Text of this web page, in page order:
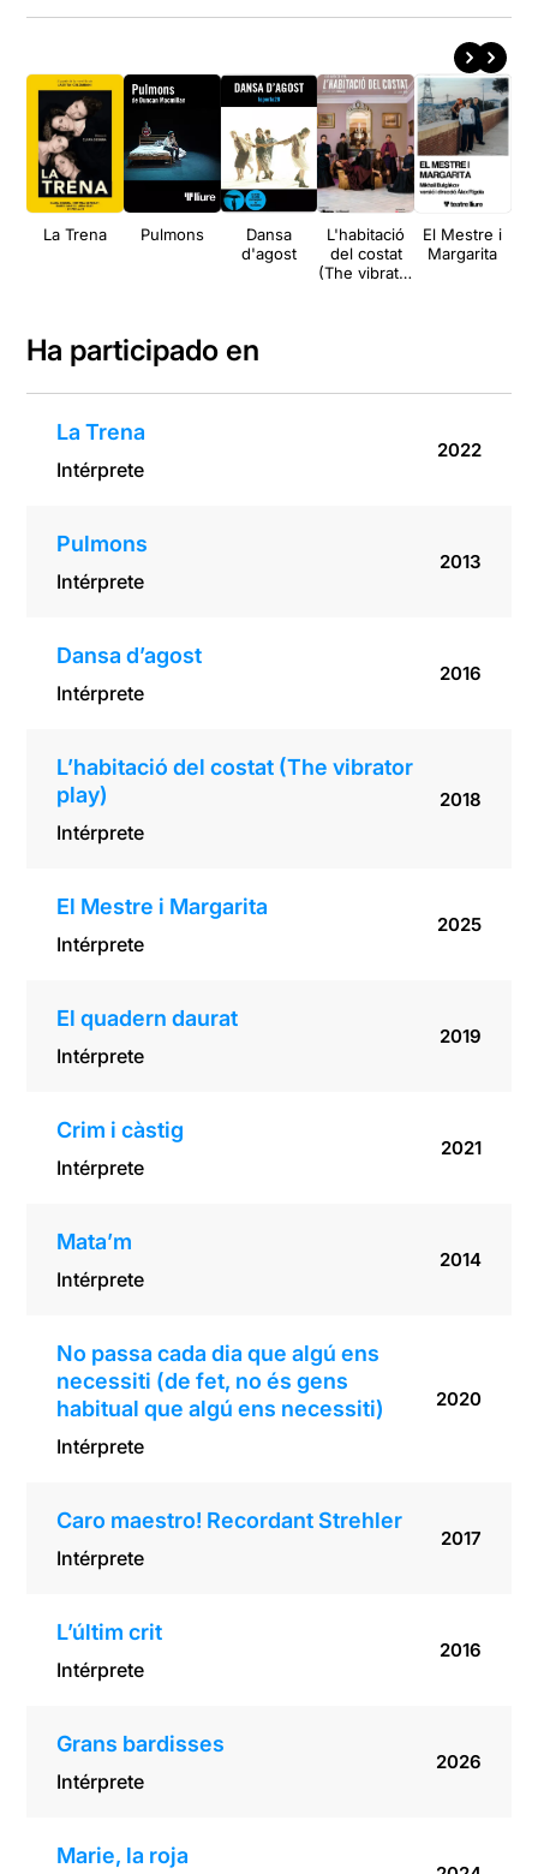
La Trena Pulmons
Dansa
d'agost
L'habitació
del costat
(The vibrator
El Mestre i
Margarita
Ha participado en
La Trena
Intérprete
2022
Pulmons
Intérprete
2013
Dansa d’agost
Intérprete
2016
L’habitació del costat (The vibrator
play)
Intérprete
2018
El Mestre i Margarita
Intérprete
2025
El quadern daurat
Intérprete
2019
Crim i càstig
Intérprete
2021
Mata’m
Intérprete
2014
No passa cada dia que algú ens
necessiti (de fet, no és gens
habitual que algú ens necessiti)
Intérprete
2020
Caro maestro! Recordant Strehler
Intérprete
2017
L’últim crit
Intérprete
2016
Grans bardisses
Intérprete
2026
Marie, la roja